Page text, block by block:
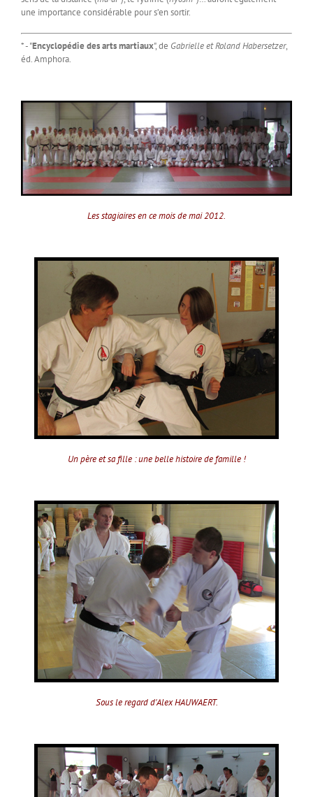
une importance considérable pour s’en sortir.
* - "Encyclopédie des arts martiaux", de Gabrielle et Roland Habersetzer,
éd. Amphora.
Les stagiaires en ce mois de mai 2012.
Un père et sa fille : une belle histoire de famille !
Sous le regard d'Alex HAUWAERT.